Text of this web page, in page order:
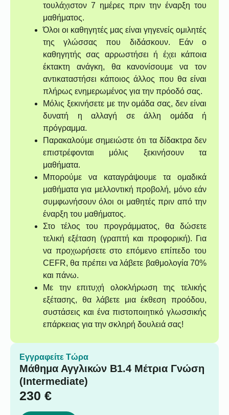
τουλάχιστον 7 ημέρες πριν την έναρξη του
μαθήματος.
Όλοι οι καθηγητές μας είναι γηγενείς ομιλητές
της γλώσσας που διδάσκουν. Εάν ο
καθηγητής σας αρρωστήσει ή έχει κάποια
έκτακτη ανάγκη, θα κανονίσουμε να τον
αντικαταστήσει κάποιος άλλος που θα είναι
πλήρως ενημερωμένος για την πρόοδό σας.
Μόλις ξεκινήσετε με την ομάδα σας, δεν είναι
δυνατή η αλλαγή σε άλλη ομάδα ή
πρόγραμμα.
Παρακαλούμε σημειώστε ότι τα δίδακτρα δεν
επιστρέφονται μόλις ξεκινήσουν τα
μαθήματα.
Μπορούμε να καταγράψουμε τα ομαδικά
μαθήματα για μελλοντική προβολή, μόνο εάν
συμφωνήσουν όλοι οι μαθητές πριν από την
έναρξη του μαθήματος.
Στο τέλος του προγράμματος, θα δώσετε
τελική εξέταση (γραπτή και προφορική). Για
να προχωρήσετε στο επόμενο επίπεδο του
CEFR, θα πρέπει να λάβετε βαθμολογία 70%
και πάνω.
Με την επιτυχή ολοκλήρωση της τελικής
εξέτασης, θα λάβετε μια έκθεση προόδου,
συστάσεις και ένα πιστοποιητικό γλωσσικής
επάρκειας για την σκληρή δουλειά σας!
Εγγραφείτε Τώρα
Μάθημα Αγγλικών B1.4 Μέτρια Γνώση
(Intermediate)
230 €